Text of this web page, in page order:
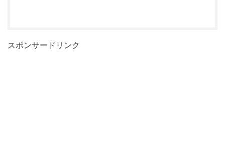
スポンサードリンク